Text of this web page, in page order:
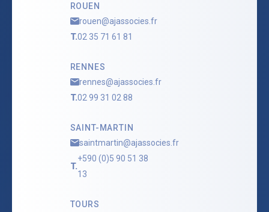
ROUEN
rouen@ajassocies.fr
T.02 35 71 61 81
RENNES
rennes@ajassocies.fr
T.02 99 31 02 88
SAINT-MARTIN
saintmartin@ajassocies.fr
T.
+590 (0)5 90 51 38
13
TOURS